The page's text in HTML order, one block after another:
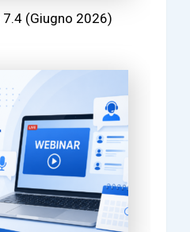
7.4 (Giugno 2026)